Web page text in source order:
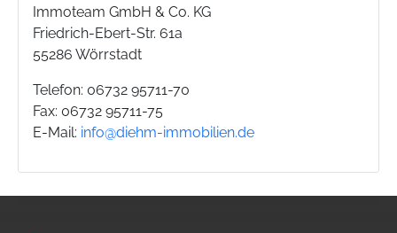
Immoteam GmbH & Co. KG
Friedrich-Ebert-Str. 61a
55286 Wörrstadt
Telefon: 06732 95711-70
Fax: 06732 95711-75
E-Mail: info@diehm-immobilien.de